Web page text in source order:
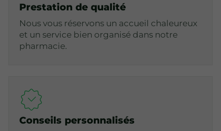
Prestation de qualité
Nous vous réservons un accueil chaleureux
et un service bien organisé dans notre
pharmacie.
Conseils personnalisés